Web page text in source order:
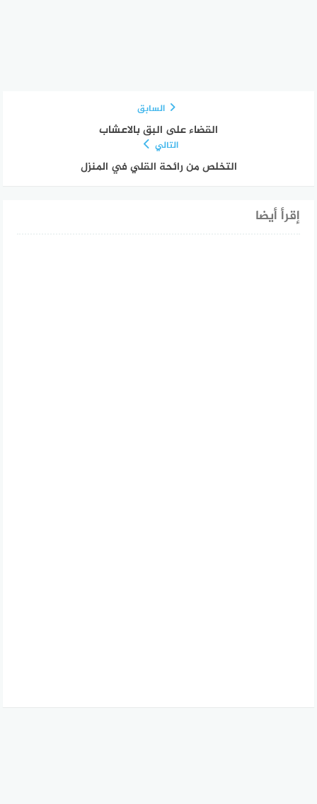
السابق
القضاء على البق بالاعشاب
التالي
التخلص من رائحة القلي في المنزل
إقرأ أيضا